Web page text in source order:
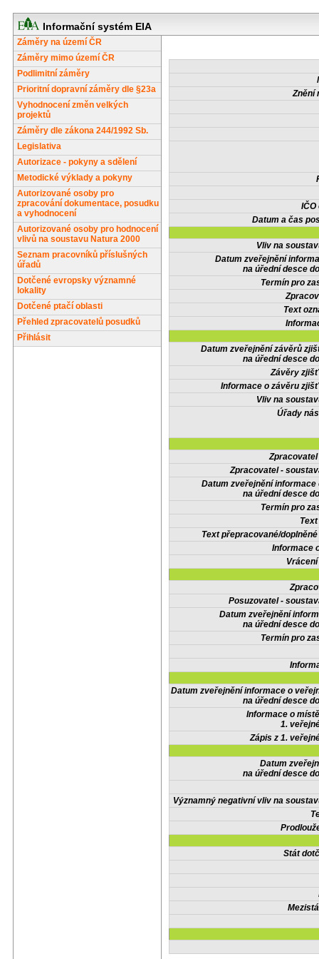
Informační systém EIA
Záměry na území ČR
Záměry mimo území ČR
Podlimitní záměry
Prioritní dopravní záměry dle §23a
Vyhodnocení změn velkých
projektů
Záměry dle zákona 244/1992 Sb.
Legislativa
Autorizace - pokyny a sdělení
Metodické výklady a pokyny
Autorizované osoby pro
zpracování dokumentace, posudku
a vyhodnocení
Autorizované osoby pro hodnocení
vlivů na soustavu Natura 2000
Seznam pracovníků příslušných
úřadů
Dotčené evropsky významné
lokality
Dotčené ptačí oblasti
Přehled zpracovatelů posudků
Přihlásit
Znění
IČO
Datum a čas
Vliv na
Datum zveřejnění
na úřední desce
Termín pro
Text
Datum zveřejnění závěrů
na úřední desce
Závěry
Informace o závěru
Vliv na
Úřady
Zpracovatel -
Datum zveřejnění informace
na úřední desce
Termín pro
Text přepracované/
Informace
Posuzovatel -
Datum zveřejnění
na úřední desce
Termín pro
Datum zveřejnění informace o
na úřední desce
Informace o
1.
Zápis z 1.
Datum
na úřední desce
Významný negativní vliv na
Stát